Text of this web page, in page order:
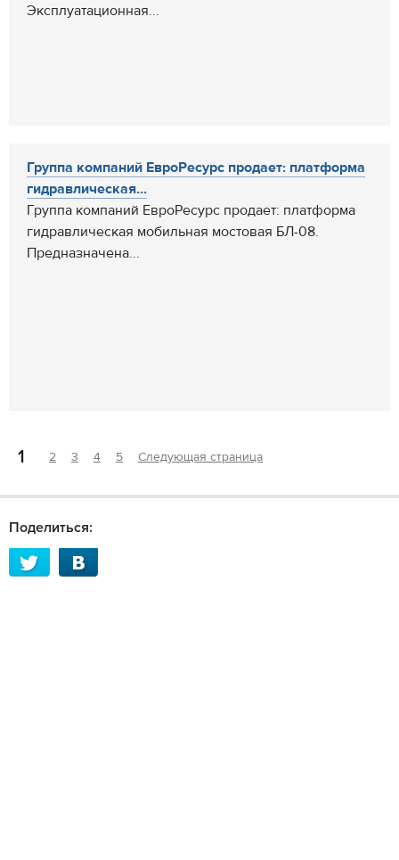
Эксплуатационная...
Группа компаний ЕвроРесурс продает: платформа
гидравлическая...
Группа компаний ЕвроРесурс продает: платформа
гидравлическая мобильная мостовая БЛ-08.
Предназначена...
1 2 3 4 5 Следующая страница
Поделиться: